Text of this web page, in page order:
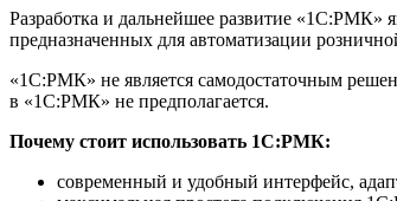
Разработка и дальнейшее развитие «1С:РМК»
предназначенных для автоматизации
«1С:РМК» не является самодостаточным
в «1С:РМК» не предполагается.
Почему стоит использовать 1С:РМК:
современный и удобный интерфейс,